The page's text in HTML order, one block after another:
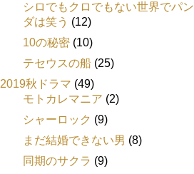
シロでもクロでもない世界でパン
ダは笑う (12)
10の秘密 (10)
テセウスの船 (25)
2019秋ドラマ (49)
モトカレマニア (2)
シャーロック (9)
まだ結婚できない男 (8)
同期のサクラ (9)